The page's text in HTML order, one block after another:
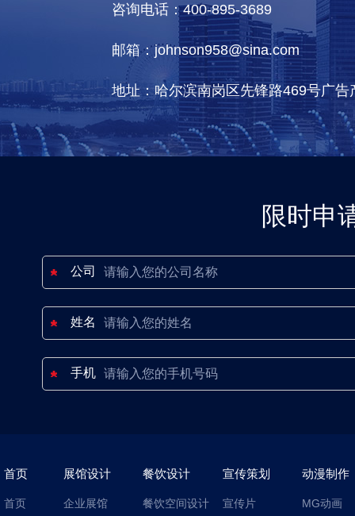
咨询电话：400-895-3689
邮箱：johnson958@sina.com
地址：哈尔滨南岗区先锋路469号广
限时申
公司
姓名
手机
首页
首页
展馆设计
企业展馆
餐饮设计
餐饮空间设计
宣传策划
宣传片
动漫制作
MG动画